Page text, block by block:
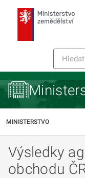
MINISTERSTVO
Výsledky
obchodu